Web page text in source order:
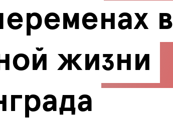
в
жизни